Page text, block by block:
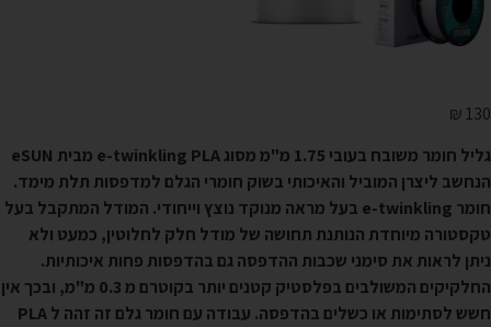
₪ 130
גליל חומר משובח בעובי 1.75 מ"מ מסוג e-twinkling
PLA מבית
הנחשב ליצרן המוביל והאיכותי בשוק חומרי הגלם למדפסות תלת מימד.
חומר e-twinkling בעל מראה מנוקד נוצץ וייחודי. המודל המתקבל בעל
טקסטורה מיוחדת הנותנת תחושה של מודל חלק לחלוטין, כמעט ולא
ניתן לראות את סימני שכבות ההדפסה גם בהדפסות פחות איכותיות.
החלקיקים המשולבים בפלסטיק קטנים יותר בקוטרם מ 0.3 מ"מ, ובכך אין
חשש לסתימות או כשלים בהדפסה. עבודה עם חומר גלם זה זהה ל PLA